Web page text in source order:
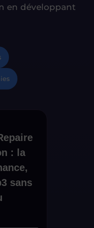
en développant